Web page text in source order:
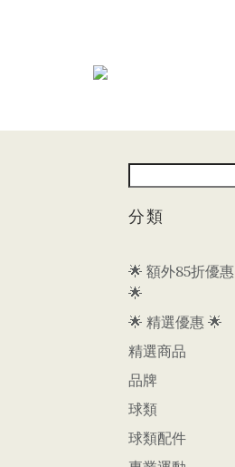
分類
🌟 額外85折優惠
🌟
🌟 精選優惠 🌟
精選商品
品牌
球類
球類配件